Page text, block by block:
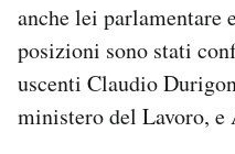
Area Personale
Newsletter
Notifiche mobile
anche lei parlamentare
posizioni sono stati
uscenti Claudio
ministero del Lavoro, e